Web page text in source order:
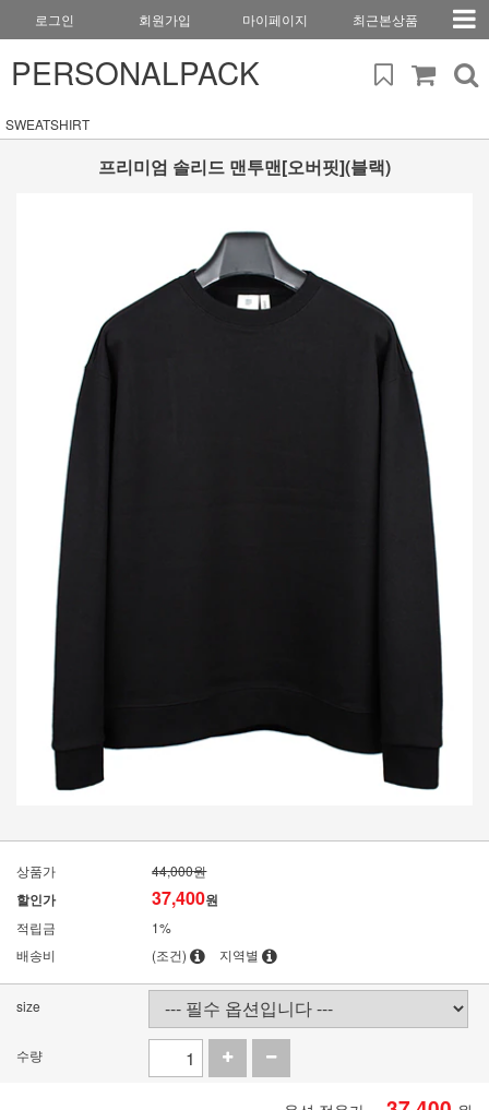
로그인 회원가입 마이페이지 최근본상품
PERSONALPACK
SWEATSHIRT
프리미엄 솔리드 맨투맨[오버핏](블랙)
상품가 44,000원
할인가 37,400원
적립금
1%
배송비
(조건) 지역별
size
수량